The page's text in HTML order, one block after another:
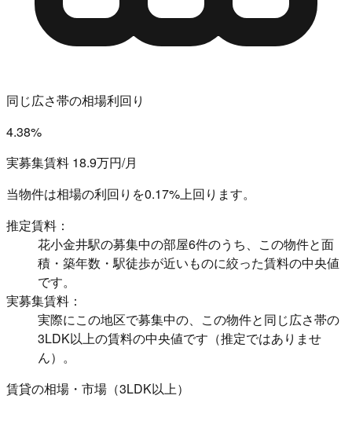
同じ広さ帯の相場利回り
4.38%
実募集賃料 18.9万円/月
当物件は相場の利回りを0.17%上回ります。
推定賃料：
花小金井駅の募集中の部屋6件のうち、この物件と面
積・築年数・駅徒歩が近いものに絞った賃料の中央値
です。
実募集賃料：
実際にこの地区で募集中の、この物件と同じ広さ帯の
3LDK以上の賃料の中央値です（推定ではありませ
ん）。
賃貸の相場・市場（3LDK以上）